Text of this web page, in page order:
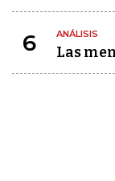
6 ANÁLISIS
Las